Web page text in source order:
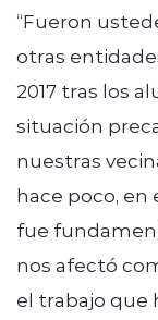
“Fueron
otras
2017 tras los
situación
nuestras
hace poco, en
fue
nos afectó
el trabajo que